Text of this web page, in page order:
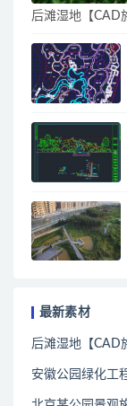
后滩湿地【CAD
最新素材
后滩湿地【CAD
安徽公园绿化工